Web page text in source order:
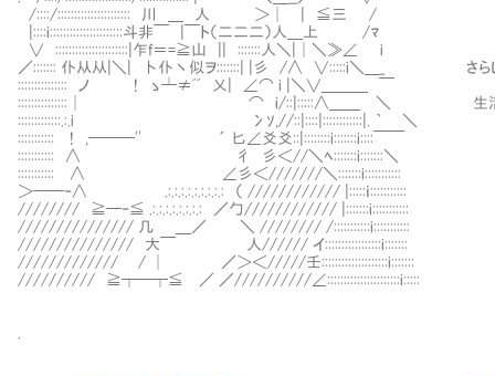
/::::/:::::::::::::::::::::: 川 ＿ 人 ＞│ | ≦三 /
|::::i::::::::::::::::::::::斗非￣ |￣ト（二二二）人＿上 /ﾏ
∨ ::::::::::::::::::::::|乍f＝=≧山 || :::::::人＼|│＼≫∠ i
／::::::: 仆从从|＼| 卜仆丶似ヲ:::::::| |彡 /∧ ∨:::::i＼＿_ さらにこ
::::::::::::::: ノ ! ゝ┴≠ﾞﾞ 乂| ∠⌒ i |＼∨＿＿＿ ￣
:::::::::::::::│ ⌒ i/::|:::::∧＿＿ ＼ 生活費の差
:::::::::::::.:.i 冫ｿ,//::|::::|::::::::::::|. ｀ ＼
::::::::::: ! ,───'' ´ 匕∠爻爻::|::::::::i:::::::i::::￣￣
::::::::::: ∧ 彳 彡＜//＼ﾍ:::::::i:::::::＼
::::::::::: ∧ ∠彡＜///////＼:::::::i:::::::::::
＞──‐∧ .:.:.:.:.:.:.:.:.: （ //////////// |:::::ｉ:::::::::::
//////// ≧━‐≦ .:.:.:.:.:.:.:.: ／勹//////////// |:::::::i:::::::::::
/////////////// 几 ＿／ ＼ //////// /:::::::::::i:::::::::::
/////////////// 大￣ 人////// イ:::::::::::::::::i:::::::
///////////// / │ ／＞＜/////壬::::::::::::::::::::i:::::::
////////// ≧┬─┬≦ ／ ／//////////∠::::::::::::::::::::::i:::::